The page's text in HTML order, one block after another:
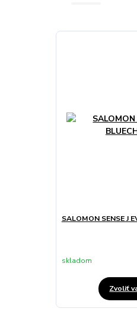
SALOMON SENSE J
skladom
Zvoliť